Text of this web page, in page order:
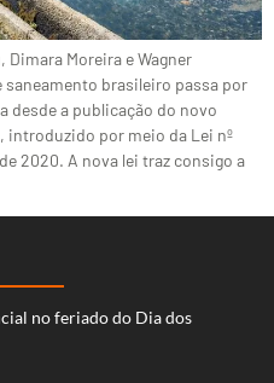
Dimara Moreira e Wagner
brasileiro passa por
desde a publicação do novo
introduzido por meio da Lei nº
2020. A nova lei traz consigo a
no feriado do Dia dos